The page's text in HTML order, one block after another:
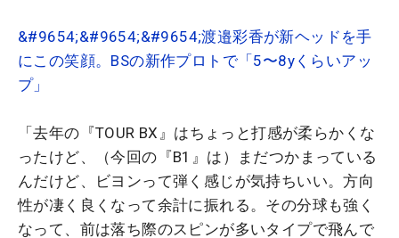
&#9654;&#9654;&#9654;渡邉彩香が新ヘッドを手
にこの笑顔。BSの新作プロトで「5〜8yくらいアッ
プ」
「去年の『TOUR BX』はちょっと打感が柔らかくな
ったけど、（今回の『B1』は）まだつかまっている
んだけど、ビヨンって弾く感じが気持ちいい。方向
性が凄く良くなって余計に振れる。その分球も強く
なって、前は落ち際のスピンが多いタイプで飛んで